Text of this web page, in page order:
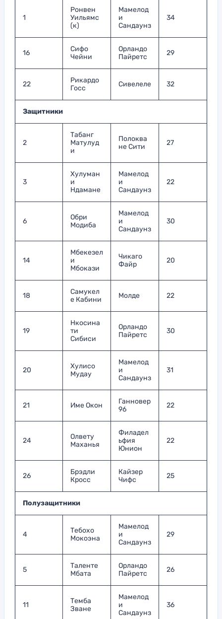
1
Ронвен
Уильямс
(к)
Мамелод
и
Сандаунз
34
16
Сифо
Чейни
Орландо
Пайретс
29
22
Рикардо
Госс
Сивелеле 32
Защитники
2
Табанг
Матулуд
и
Полоква
не Сити
27
3
Хулуман
и
Ндамане
Мамелод
и
Сандаунз
22
6
Обри
Модиба
Мамелод
и
Сандаунз
30
14
Мбекезел
и
Мбокази
Чикаго
Файр
20
18
Самукел
е Кабини
Молде 22
19
Нкосина
ти
Сибиси
Орландо
Пайретс
30
20
Хулисо
Мудау
Мамелод
и
Сандаунз
31
21 Име Окон
Ганновер
96
22
24
Олвету
Маханья
Филадел
ьфия
Юнион
22
26
Брэдли
Кросс
Кайзер
Чифс
25
Полузащитники
4
Тебохо
Мокоэна
Мамелод
и
Сандаунз
29
5
Таленте
Мбата
Орландо
Пайретс
26
11
Темба
Зване
Мамелод
и
Сандаунз
36